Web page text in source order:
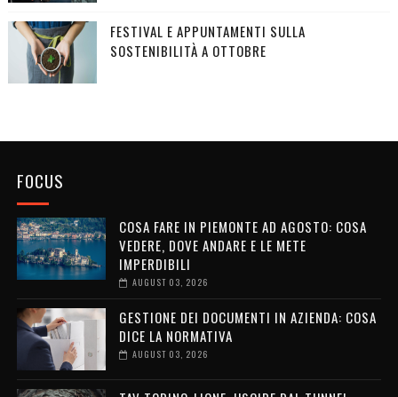
FESTIVAL E APPUNTAMENTI SULLA
SOSTENIBILITÀ A OTTOBRE
FOCUS
COSA FARE IN PIEMONTE AD AGOSTO: COSA
VEDERE, DOVE ANDARE E LE METE
IMPERDIBILI
AUGUST 03, 2026
GESTIONE DEI DOCUMENTI IN AZIENDA: COSA
DICE LA NORMATIVA
AUGUST 03, 2026